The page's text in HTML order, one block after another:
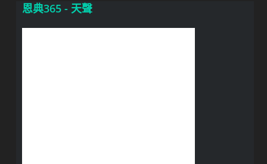
恩典365 - 天聲